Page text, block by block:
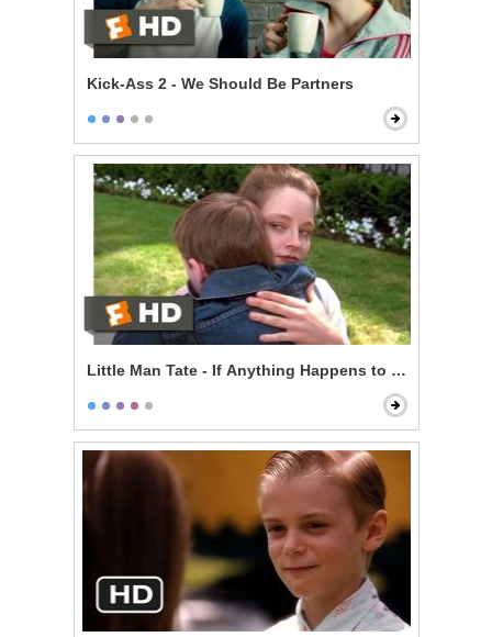
Kick-Ass 2 - We Should Be Partners
Little Man Tate - If Anything Happens to Him.